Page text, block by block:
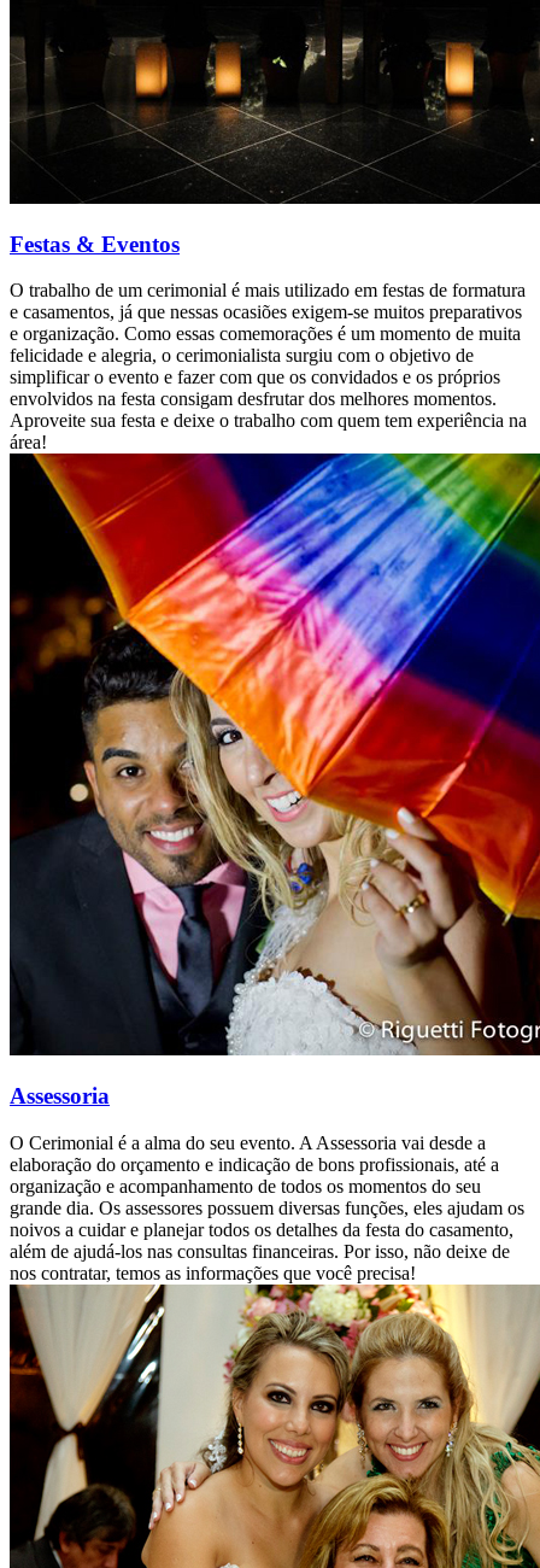
Festas & Eventos
O trabalho de um cerimonial é mais utilizado em festas de formatura
e casamentos, já que nessas ocasiões exigem-se muitos preparativos
e organização. Como essas comemorações é um momento de muita
felicidade e alegria, o cerimonialista surgiu com o objetivo de
simplificar o evento e fazer com que os convidados e os próprios
envolvidos na festa consigam desfrutar dos melhores momentos.
Aproveite sua festa e deixe o trabalho com quem tem experiência na
área!
Assessoria
O Cerimonial é a alma do seu evento. A Assessoria vai desde a
elaboração do orçamento e indicação de bons profissionais, até a
organização e acompanhamento de todos os momentos do seu
grande dia. Os assessores possuem diversas funções, eles ajudam os
noivos a cuidar e planejar todos os detalhes da festa do casamento,
além de ajudá-los nas consultas financeiras. Por isso, não deixe de
nos contratar, temos as informações que você precisa!